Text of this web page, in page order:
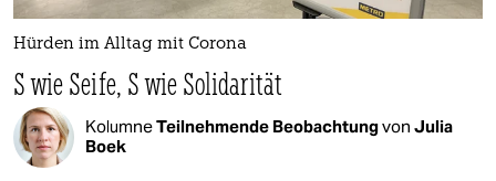
Hürden im Alltag mit Corona
S wie Seife, S wie Solidarität
KolumneTeilnehmende Beobachtungvon Julia
Boek